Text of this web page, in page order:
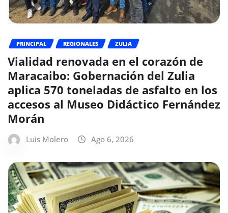
PRINCIPAL REGIONALES ZULIA
Vialidad renovada en el corazón de
Maracaibo: Gobernación del Zulia
aplica 570 toneladas de asfalto en los
accesos al Museo Didáctico Fernández
Morán
Luis Molero Ago 6, 2026